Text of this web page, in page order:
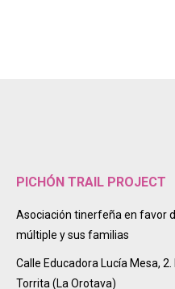
PICHÓN TRAIL PROJECT
Asociación tinerfeña en favor
múltiple y sus familias
Calle Educadora Lucía Mesa,
Torrita (La Orotava)